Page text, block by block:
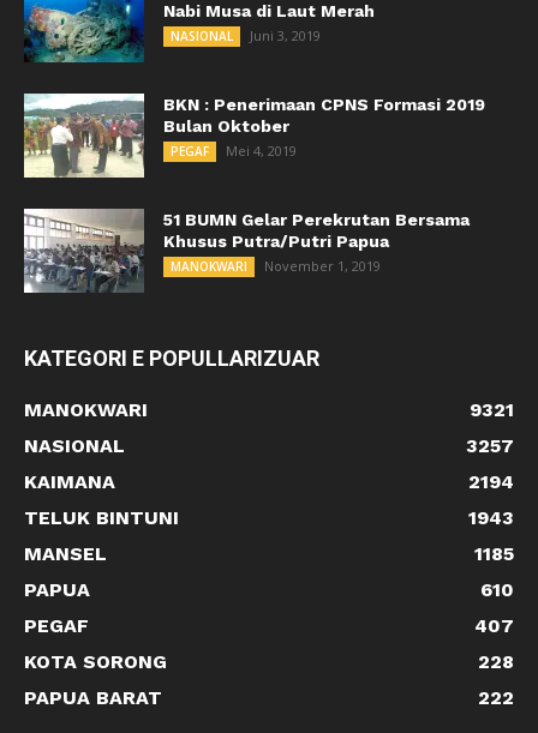
Nabi Musa di Laut Merah
NASIONAL Juni 3, 2019
BKN : Penerimaan CPNS Formasi 2019
Bulan Oktober
PEGAF Mei 4, 2019
51 BUMN Gelar Perekrutan Bersama
Khusus Putra/Putri Papua
MANOKWARI November 1, 2019
KATEGORI E POPULLARIZUAR
MANOKWARI
9321
NASIONAL
3257
KAIMANA
2194
TELUK BINTUNI
1943
MANSEL
1185
PAPUA
610
PEGAF
407
KOTA SORONG
228
PAPUA BARAT
222